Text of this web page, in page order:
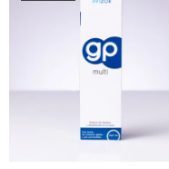
Ortho-K karbantartás
Napszemüvegek
Szemegészség